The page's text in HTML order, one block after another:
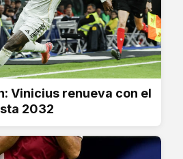
Vinicius renueva con el
2032